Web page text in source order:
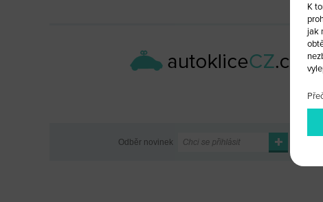
Odběr novinek
K
jak